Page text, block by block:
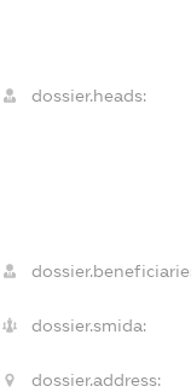
dossier.heads:
dossier.smida:
dossier.address: